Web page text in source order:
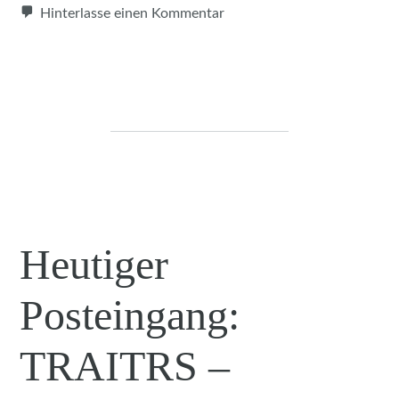
Hinterlasse einen Kommentar
Heutiger
Posteingang:
TRAITRS –